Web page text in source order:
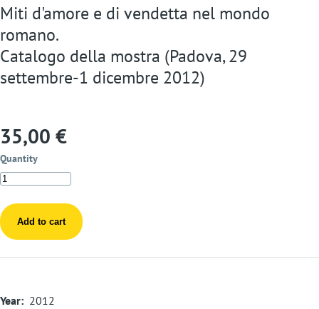
Miti d'amore e di vendetta nel mondo
romano.
Catalogo della mostra (Padova, 29
settembre-1 dicembre 2012)
35,00 €
Quantity
Year
2012